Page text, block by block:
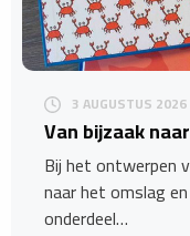
3 AUGUSTUS 2026
Van bijzaak
Bij het ontwerpen
naar het omslag
onderdeel…